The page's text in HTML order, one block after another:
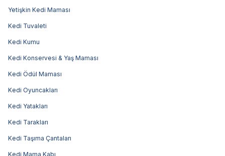
Yetişkin Kedi Maması
Kedi Tuvaleti
Kedi Kumu
Kedi Konservesi & Yaş Maması
Kedi Ödül Maması
Kedi Oyuncakları
Kedi Yatakları
Kedi Tarakları
Kedi Taşıma Çantaları
Kedi Mama Kabı